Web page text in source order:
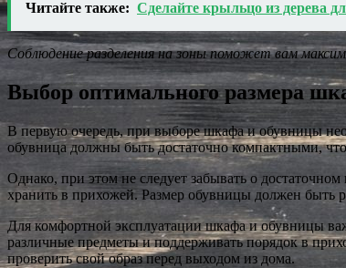
Читайте также: Сделайте крыльцо из дерева
Соблюдение разделения на зоны поможет вам
Выбор оптимального размера
В первую очередь, при выборе шкафа и обувницы
обувница должны быть достаточно компактными,
Однако, при этом не следует забывать о
хранить в прихожей. Размер обувницы должен быть
Для комфортной эксплуатации шкафа и обувницы
различные предметы и поддерживать порядок в
проверить свой образ перед выходом из дома.